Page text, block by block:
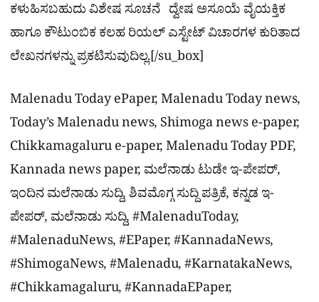
ಕಳುಹಿಸಬಹುದು ವಿಶೇಷ ಸೂಚನೆ ದ್ವೇಷ ಅಸೂಯೆ ವೈಯಕ್ತಿಕ
ಹಾಗೂ ಕೌಟುಂಬಿಕ ಕಲಹ ರಿಯಲ್​ ಎಸ್ಟೇಟ್​ ವಿಚಾರಗಳ ಕುರಿತಾದ
ಲೇಖನಗಳನ್ನು ಪ್ರಕಟಿಸುವುದಿಲ್ಲ.[/su_box]
Malenadu Today ePaper, Malenadu Today news,
Today’s Malenadu news, Shimoga news e-paper,
Chikkamagaluru e-paper, Malenadu Today PDF,
Kannada news paper, ಮಲೆನಾಡು ಟುಡೇ ಇ-ಪೇಪರ್,
ಇಂದಿನ ಮಲೆನಾಡು ಸುದ್ದಿ, ಶಿವಮೊಗ್ಗ ಸುದ್ದಿ ಪತ್ರಿಕೆ, ಕನ್ನಡ ಇ-
ಪೇಪರ್, ಮಲೆನಾಡು ಸುದ್ದಿ, #MalenaduToday,
#MalenaduNews, #EPaper, #KannadaNews,
#ShimogaNews, #Malenadu, #KarnatakaNews,
#Chikkamagaluru, #KannadaEPaper,